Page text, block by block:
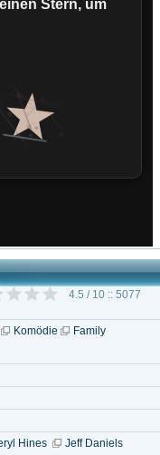
4.5 / 10 :: 5077
Komödie
Family
Hines
Jeff Daniels